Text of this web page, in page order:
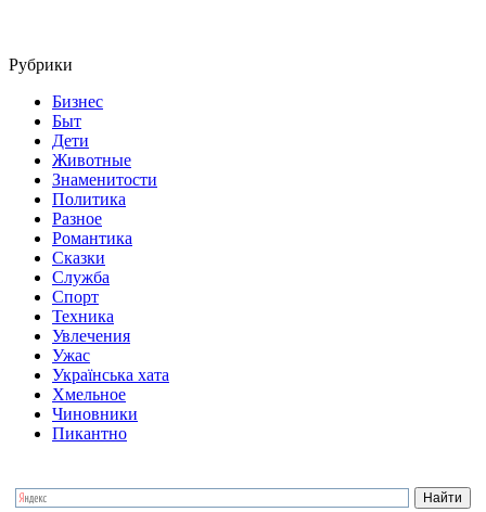
Рубрики
Бизнес
Быт
Дети
Животные
Знаменитости
Политика
Разное
Романтика
Сказки
Служба
Спорт
Техника
Увлечения
Ужас
Українська хата
Хмельное
Чиновники
Пикантно